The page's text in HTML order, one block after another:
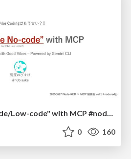
Trying "Vibe No-code/Low-code" with MCP #noderedjp
0 160